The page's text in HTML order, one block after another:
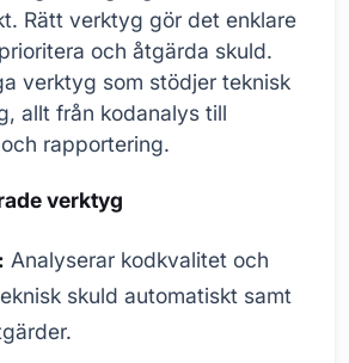
Rätt verktyg gör det enklare
och åtgärda skuld.
verktyg som stödjer teknisk
allt från kodanalys till
rapportering.
verktyg
Analyserar kodkvalitet och
skuld automatiskt samt